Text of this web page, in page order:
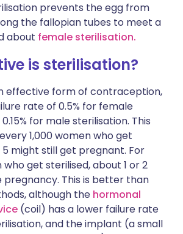
prevents the egg from
the fallopian tubes to meet a
about female sterilisation.
is sterilisation?
effective form of contraception,
rate of 0.5% for female
for male sterilisation. This
1,000 women who get
might still get pregnant. For
who get sterilised, about 1 or 2
pregnancy. This is better than
although the hormonal
(coil) has a lower failure rate
and the implant (a small